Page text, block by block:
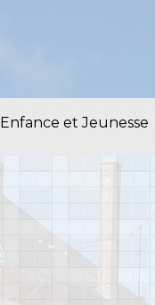
Enfance et Jeunesse